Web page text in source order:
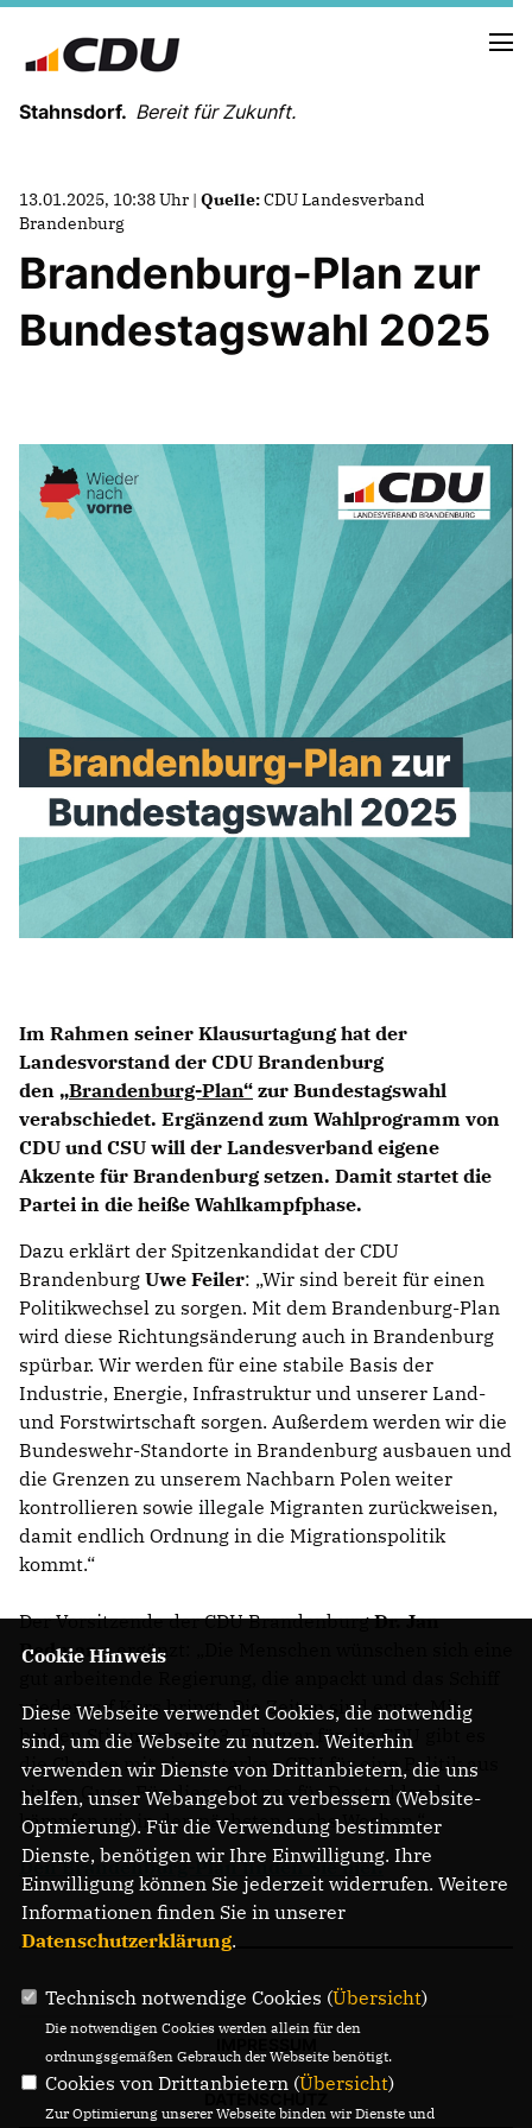
Stahnsdorf. Bereit für Zukunft.
NEUES AUS DER GEMEINDEVERTRETUNG
PRESSEARBEIT
13.01.2025, 10:38 Uhr | Quelle:CDU Landesverband
Brandenburg
Brandenburg-Plan zur
Bundestagswahl 2025
Im Rahmen seiner Klausurtagung hat der
Landesvorstand der CDU Brandenburg
den Brandenburg-Plan“ zur Bundestagswahl
verabschiedet. Ergänzend zum Wahlprogramm von
CDU und CSU will der Landesverband eigene
Akzente für Brandenburg setzen. Damit startet die
Partei in die heiße Wahlkampfphase.
Dazu erklärt der Spitzenkandidat der CDU
Brandenburg Uwe Feiler: „Wir sind bereit für einen
Politikwechsel zu sorgen. Mit dem Brandenburg-Plan
wird diese Richtungsänderung auch in Brandenburg
spürbar. Wir werden für eine stabile Basis der
Industrie, Energie, Infrastruktur und unserer Land-
und Forstwirtschaft sorgen. Außerdem werden wir die
Bundeswehr-Standorte in Brandenburg ausbauen und
die Grenzen zu unserem Nachbarn Polen weiter
kontrollieren sowie illegale Migranten zurückweisen,
damit endlich Ordnung in die Migrationspolitik
kommt.“
Der Vorsitzende der CDU BrandenburgDr. Jan
Redmannergänzt: „Die Menschen wünschen sich eine
wieder auf Kurs bringt. Die Zeiten sind ernst. Mit
beiden Stimmen am 23. Februar für die CDU gibt es
die Chance mit einer starken CDU für eine Politik aus
einem Guss. Für diese Chance für Deutschland
kämpfen wir in den nächsten sechs Wochen.“
Den Brandenburg-Plan finden Sie hier.
DATENSCHUTZ
Cookie Hinweis
Diese Webseite verwendet Cookies, die notwendig
sind, um die Webseite zu nutzen. Weiterhin
verwenden wir Dienste von Drittanbietern, die uns
helfen, unser Webangebot zu verbessern (Website-
Optmierung). Für die Verwendung bestimmter
Dienste, benötigen wir Ihre Einwilligung. Ihre
Einwilligung können Sie jederzeit widerrufen. Weitere
Informationen finden Sie in unserer
Datenschutzerklärung.
Technisch notwendige Cookies (Übersicht)
Die notwendigen Cookies werden allein für den
ordnungsgemäßen Gebrauch der Webseite benötigt.
Cookies von Drittanbietern (Übersicht)
Zur Optimierung unserer Webseite binden wir Dienste und